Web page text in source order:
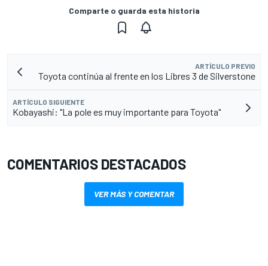
Comparte o guarda esta historia
ARTÍCULO PREVIO
Toyota continúa al frente en los Libres 3 de Silverstone
ARTÍCULO SIGUIENTE
Kobayashi: "La pole es muy importante para Toyota"
COMENTARIOS DESTACADOS
VER MÁS Y COMENTAR